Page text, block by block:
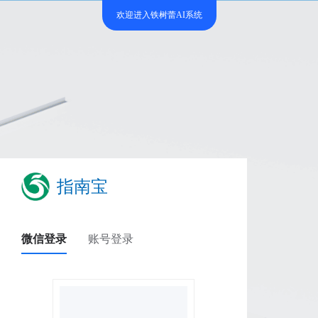
欢迎进入铁树蕾AI系统
指南宝
微信登录 账号登录